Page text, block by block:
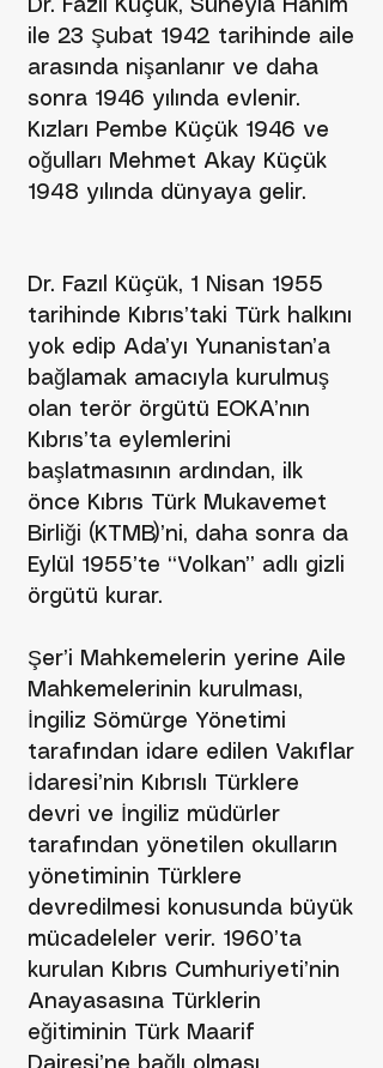
Dr. Fazıl Küçük, Süheyla Hanım
ile 23 Şubat 1942 tarihinde aile
arasında nişanlanır ve daha
sonra 1946 yılında evlenir.
Kızları Pembe Küçük 1946 ve
oğulları Mehmet Akay Küçük
1948 yılında dünyaya gelir.
Dr. Fazıl Küçük, 1 Nisan 1955
tarihinde Kıbrıs’taki Türk halkını
yok edip Ada’yı Yunanistan’a
bağlamak amacıyla kurulmuş
olan terör örgütü EOKA’nın
Kıbrıs’ta eylemlerini
başlatmasının ardından, ilk
önce Kıbrıs Türk Mukavemet
Birliği (KTMB)’ni, daha sonra da
Eylül 1955’te “Volkan” adlı gizli
örgütü kurar.
Şer’i Mahkemelerin yerine Aile
Mahkemelerinin kurulması,
İngiliz Sömürge Yönetimi
tarafından idare edilen Vakıflar
İdaresi’nin Kıbrıslı Türklere
devri ve İngiliz müdürler
tarafından yönetilen okulların
yönetiminin Türklere
devredilmesi konusunda büyük
mücadeleler verir. 1960’ta
kurulan Kıbrıs Cumhuriyeti’nin
Anayasasına Türklerin
eğitiminin Türk Maarif